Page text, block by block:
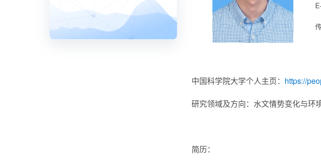
中国科学院大学个人主页： https://
研究领域及方向： 水文情势变化与环
简历：